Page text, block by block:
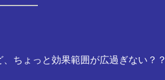
ちょっと効果範囲が広過ぎない？？